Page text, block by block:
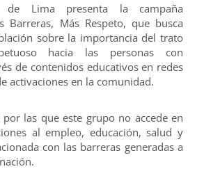
de Lima presenta la campaña
Barreras, Más Respeto, que busca
sobre la importancia del trato
hacia las personas con
de contenidos educativos en redes
activaciones en la comunidad.
las que este grupo no accede en
al empleo, educación, salud y
con las barreras generadas a